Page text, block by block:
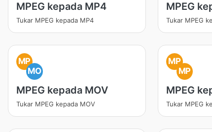
MPEG kepada MP4
Tukar MPEG kepada MP4
MPEG
Tukar MPEG
MP
MO
MPEG kepada MOV
Tukar MPEG kepada MOV
MP
MP
MPEG
Tukar MPEG